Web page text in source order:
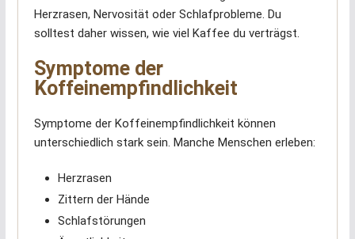
Herzrasen, Nervosität oder Schlafprobleme. Du
solltest daher wissen, wie viel Kaffee du verträgst.
Symptome der
Koffeinempfindlichkeit
Symptome der Koffeinempfindlichkeit können
unterschiedlich stark sein. Manche Menschen erleben:
Herzrasen
Zittern der Hände
Schlafstörungen